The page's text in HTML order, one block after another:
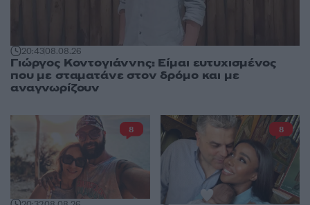
20:4308.08.26
Γιώργος Κοντογιάννης: Είμαι ευτυχισμένος
που με σταματάνε στον δρόμο και με
αναγνωρίζουν
8 8